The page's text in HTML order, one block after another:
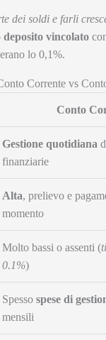
dei soldi e farli
deposito vincolato
lo 0,1%.
Corrente vs
Conto
Gestione quotidiana
finanziarie
Alta, prelievo e
momento
Molto bassi o assenti (
0.1%)
Spesso spese di
mensili